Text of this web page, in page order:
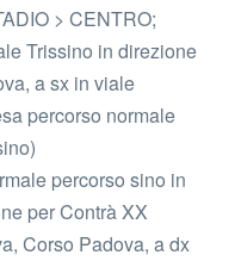
> CENTRO;
Trissino in direzione
a sx in viale
percorso normale
percorso sino in
per Contrà XX
Corso Padova, a dx